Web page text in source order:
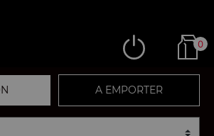
0
A EMPORTER